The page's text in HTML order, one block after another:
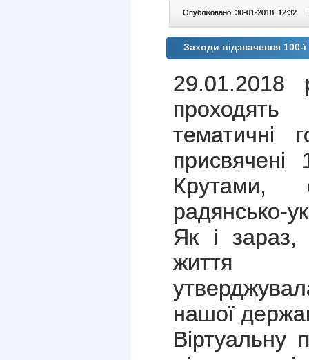
Опубліковано: 30-01-2018, 12:32 |
Заходи відзначення 100-
тематичні
присвячені
Крутами,
радянсько-
Як і зараз,
життя
нашої
Віртуальну